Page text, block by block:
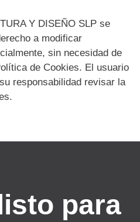
Y DISEÑO SLP se
a modificar
sin necesidad de
de Cookies. El usuario
responsabilidad revisar la
para